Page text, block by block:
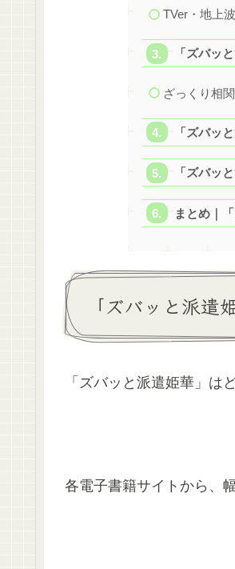
TVer・地上
「ズバッ
ざっくり相
「ズバッ
「ズバッ
まとめ｜
「ズバッと派
「ズバッと派遣姫華」は
各電子書籍サイトから、